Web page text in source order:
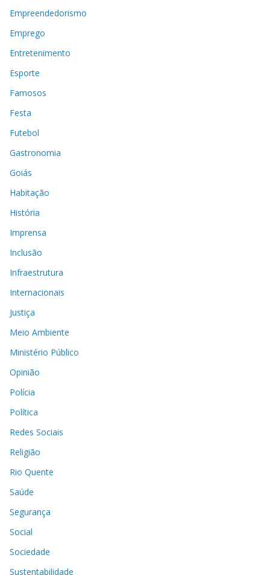
Empreendedorismo
Emprego
Entretenimento
Esporte
Famosos
Festa
Futebol
Gastronomia
Goiás
Habitação
História
Imprensa
Inclusão
Infraestrutura
Internacionais
Justiça
Meio Ambiente
Ministério Público
Opinião
Polícia
Política
Redes Sociais
Religião
Rio Quente
Saúde
Segurança
Social
Sociedade
Sustentabilidade